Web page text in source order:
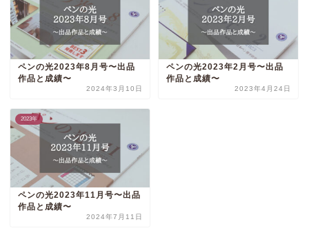
ペンの光2023年8月号〜出品
作品と成績〜
2024年3月10日
ペンの光2023年2月号〜出品
作品と成績〜
2023年4月24日
2023年
ペンの光2023年11月号〜出品
作品と成績〜
2024年7月11日